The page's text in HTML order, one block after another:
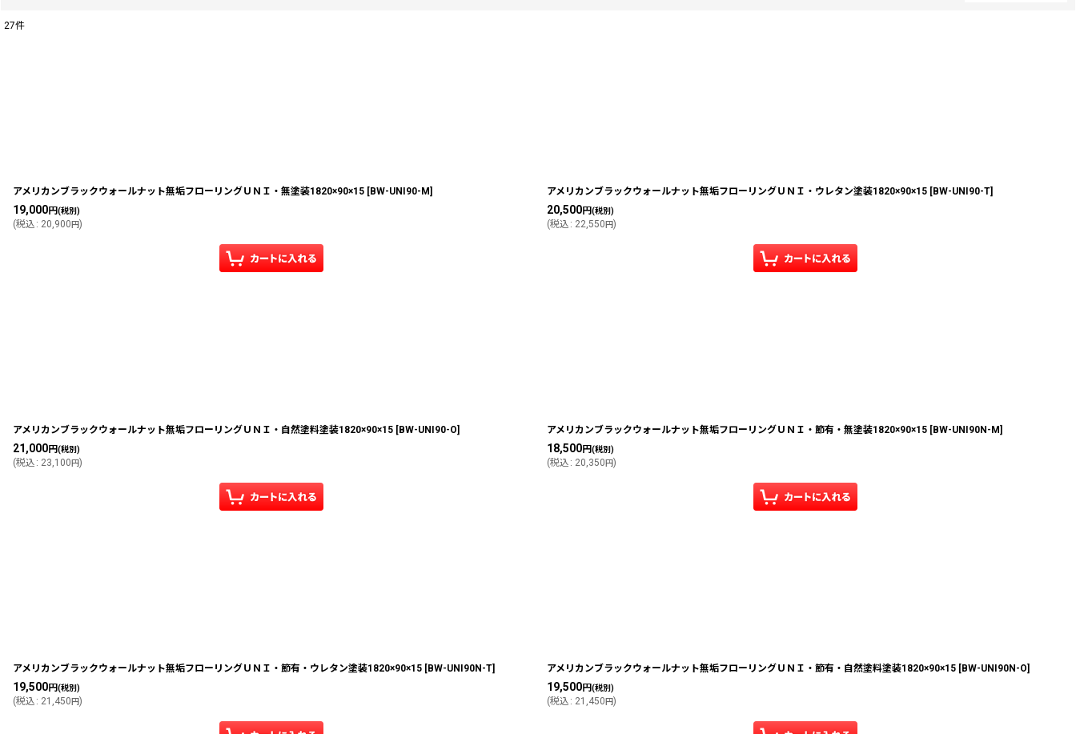
27件
アメリカンブラックウォールナット無垢フローリングＵＮＩ・無塗装1820×90×15 [BW-UNI90-M]
19,000円(税別)
(税込 : 20,900 円)
アメリカンブラックウォールナット無垢フローリングＵＮＩ・ウレタン塗装1820×90×15 [BW-UNI90-T]
20,500円(税別)
(税込 : 22,550 円)
アメリカンブラックウォールナット無垢フローリングＵＮＩ・自然塗料塗装1820×90×15 [BW-UNI90-O]
21,000円(税別)
(税込 : 23,100 円)
アメリカンブラックウォールナット無垢フローリングＵＮＩ・節有・無塗装1820×90×15 [BW-UNI90N-M]
18,500円(税別)
(税込 : 20,350 円)
アメリカンブラックウォールナット無垢フローリングＵＮＩ・節有・ウレタン塗装1820×90×15 [BW-UNI90N-T]
19,500円(税別)
(税込 : 21,450 円)
アメリカンブラックウォールナット無垢フローリングＵＮＩ・節有・自然塗料塗装1820×90×15 [BW-UNI90N-O]
19,500円(税別)
(税込 : 21,450 円)